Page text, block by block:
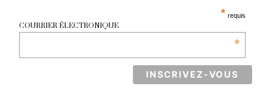
* requis
COURRIER ÉLECTRONIQUE
*